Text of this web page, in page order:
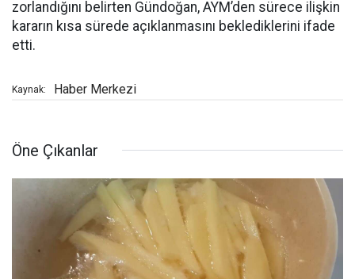
zorlandığını belirten Gündoğan, AYM’den sürece ilişkin
kararın kısa sürede açıklanmasını beklediklerini ifade
etti.
Kaynak: Haber Merkezi
Öne Çıkanlar